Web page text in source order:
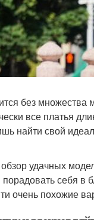
без
все платья
найти свой
удачных
порадовать себя
очень похожие